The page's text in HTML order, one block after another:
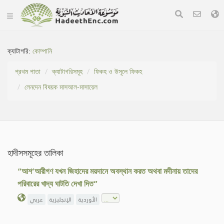
ক্যাটাগরি:কোম্পানি
প্রথম পাতা
ক্যাটাগরিসমূহ
ফিকহ ও উসূলে ফিকহ
লেনদেন বিষয়ক মাসআল-মাসায়েল
হাদীসসমূহের তালিকা
“আশ‘আরীগণ যখন জিহাদের ময়দানে অবস্থান করত অথবা মদীনায় তাদের
পরিবারের খাদ্য ঘাটতি দেখা দিত”
عربي الإنجليزية الأوردية